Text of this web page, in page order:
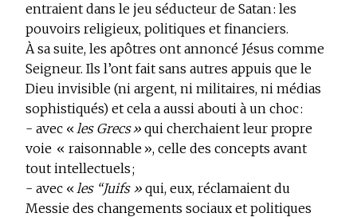
entraient dans le jeu séducteur de Satan : les
pouvoirs religieux, politiques et financiers.
À sa suite, les apôtres ont annoncé Jésus comme
Seigneur. Ils l’ont fait sans autres appuis que le
Dieu invisible (ni argent, ni militaires, ni médias
sophistiqués) et cela a aussi abouti à un choc :
- avec «les Grecs » qui cherchaient leur propre
voie « raisonnable », celle des concepts avant
tout intellectuels ;
- avec «les “Juifs » qui, eux, réclamaient du
Messie des changements sociaux et politiques